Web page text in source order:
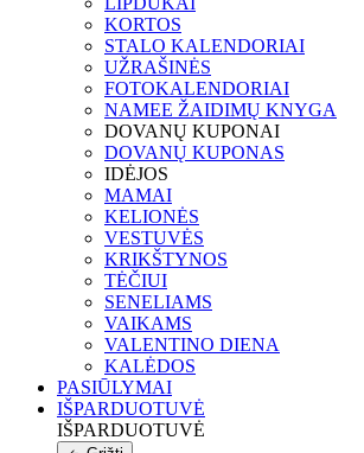
KORTOS
STALO KALENDORIAI
UŽRAŠINĖS
FOTOKALENDORIAI
NAMEE ŽAIDIMŲ KNYGA
DOVANŲ KUPONAI
DOVANŲ KUPONAS
IDĖJOS
MAMAI
KELIONĖS
VESTUVĖS
KRIKŠTYNOS
TĖČIUI
SENELIAMS
VAIKAMS
VALENTINO DIENA
KALĖDOS
PASIŪLYMAI
IŠPARDUOTUVĖ
IŠPARDUOTUVĖ